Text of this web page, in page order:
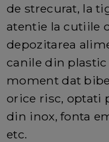
de strecurat, la
atentie la cutiile
depozitarea
canile din
moment dat
orice risc, optati
din inox, fonta
etc.